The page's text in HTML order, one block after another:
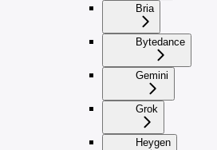
Bria
Bytedance
Gemini
Grok
Heygen